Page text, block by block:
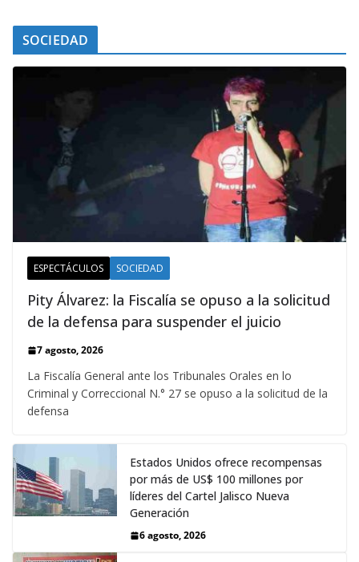
SOCIEDAD
ESPECTÁCULOS SOCIEDAD
Pity Álvarez: la Fiscalía se opuso a la solicitud
de la defensa para suspender el juicio
7 agosto, 2026
La Fiscalía General ante los Tribunales Orales en lo
Criminal y Correccional N.° 27 se opuso a la solicitud de la
defensa
Estados Unidos ofrece recompensas
por más de US$ 100 millones por
líderes del Cartel Jalisco Nueva
Generación
6 agosto, 2026